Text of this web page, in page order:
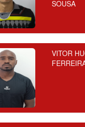
SOUSA
VITOR